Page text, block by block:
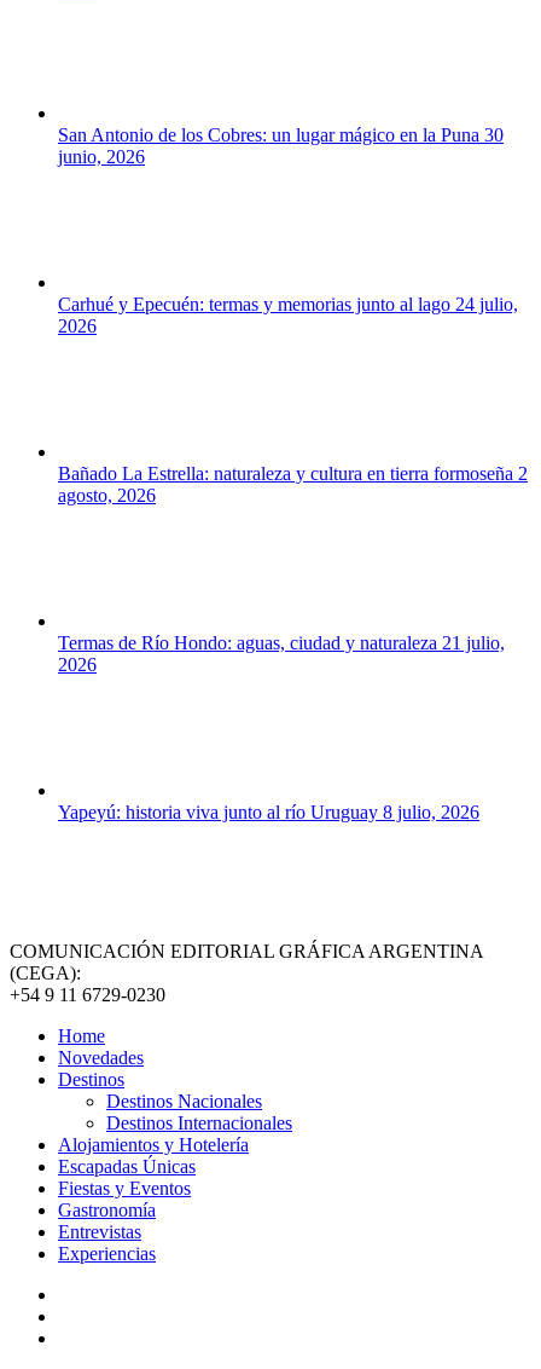
San Antonio de los Cobres: un lugar mágico en la Puna 30
junio, 2026
Carhué y Epecuén: termas y memorias junto al lago 24 julio,
2026
Bañado La Estrella: naturaleza y cultura en tierra formoseña 2
agosto, 2026
Termas de Río Hondo: aguas, ciudad y naturaleza 21 julio,
2026
Yapeyú: historia viva junto al río Uruguay 8 julio, 2026
COMUNICACIÓN EDITORIAL GRÁFICA ARGENTINA
(CEGA):
+54 9 11 6729-0230
Home
Novedades
Destinos
Destinos Nacionales
Destinos Internacionales
Alojamientos y Hotelería
Escapadas Únicas
Fiestas y Eventos
Gastronomía
Entrevistas
Experiencias